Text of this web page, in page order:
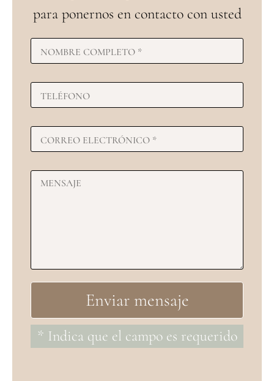
para ponernos en contacto con usted
* Indica que el campo es requerido